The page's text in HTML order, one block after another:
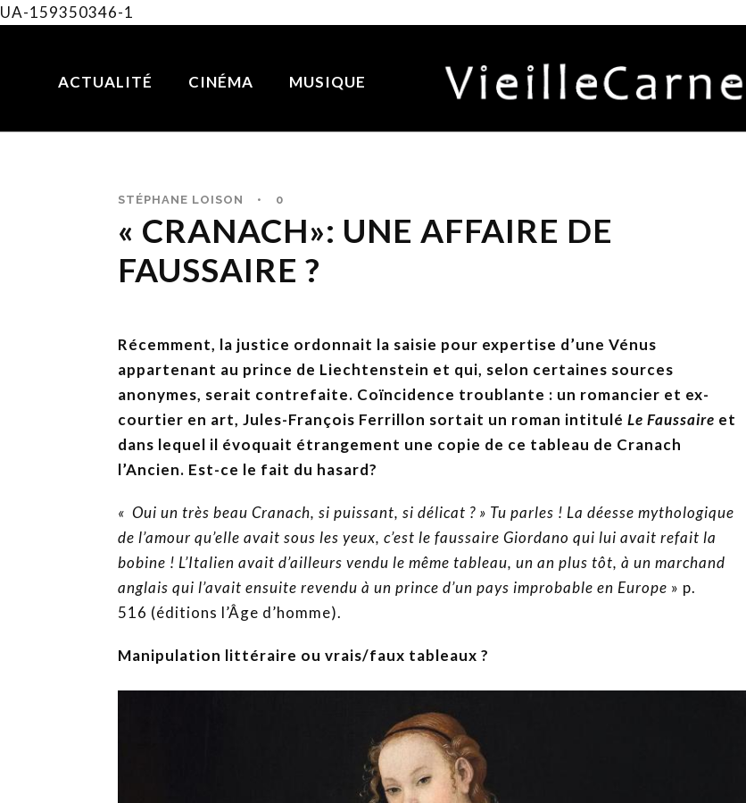
UA-159350346-1
ACTUALITÉ CINÉMA MUSIQUE
STÉPHANE LOISON • 0
« CRANACH»: UNE AFFAIRE DE
FAUSSAIRE ?
Récemment, la justice ordonnait la saisie pour expertise d’une Vénus
appartenant au prince de Liechtenstein et qui, selon certaines sources
anonymes, serait contrefaite. Coïncidence troublante : un romancier et ex-
courtier en art, Jules-François Ferrillon sortait un roman intitulé Le Faussaire et
dans lequel il évoquait étrangement une copie de ce tableau de Cranach
l’Ancien. Est-ce le fait du hasard?
« Oui un très beau Cranach, si puissant, si délicat ? » Tu parles ! La déesse mythologique
de l’amour qu’elle avait sous les yeux, c’est le faussaire Giordano qui lui avait refait la
bobine ! L’Italien avait d’ailleurs vendu le même tableau, un an plus tôt, à un marchand
anglais qui l’avait ensuite revendu à un prince d’un pays improbable en Europe » p.
516 (éditions l’Âge d’homme).
Manipulation littéraire ou vrais/faux tableaux ?